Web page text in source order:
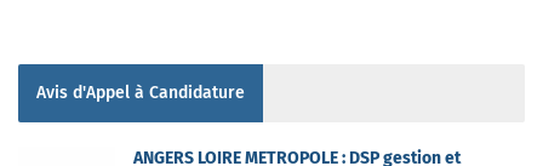
Avis d'Appel à Candidature
ANGERS LOIRE METROPOLE : DSP gestion et